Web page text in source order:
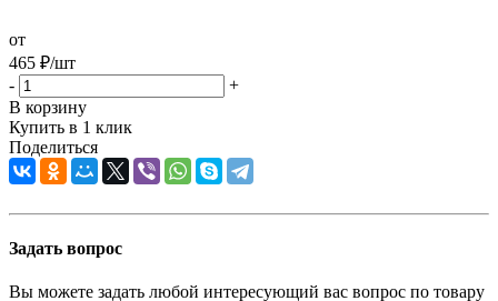
от
465 ₽/шт
-
+
В корзину
Купить в 1 клик
Поделиться
Задать вопрос
Вы можете задать любой интересующий вас вопрос по товару